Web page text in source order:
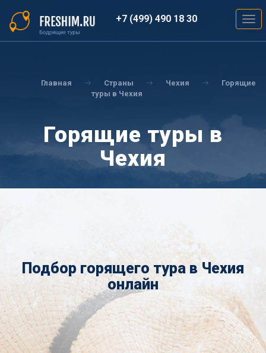
основному
содержанию
+7 (499) 490 18 30
Главная Страны Чехия
Горящие
туры в Чехия
Горящие туры в
Чехия
Подбор горящего тура в Чехия
онлайн